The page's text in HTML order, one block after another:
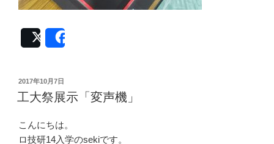
Post
投
稿
日:
2017年10月7日
工大祭展示「変声機」
こんにちは。
ロ技研14入学のsekiです。